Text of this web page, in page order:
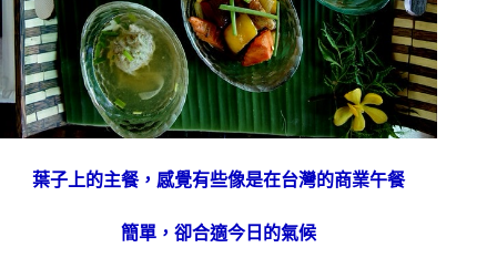
葉子上的主餐，感覺有些像是在台灣的商業午餐
簡單，卻合適今日的氣候